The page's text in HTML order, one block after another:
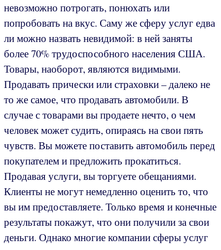
невозможно потрогать, понюхать или
попробовать на вкус. Саму же сферу услуг едва
ли можно назвать невидимой: в ней заняты
более 70% трудоспособного населения США.
Товары, наоборот, являются видимыми.
Продавать прически или страховки – далеко не
то же самое, что продавать автомобили. В
случае с товарами вы продаете нечто, о чем
человек может судить, опираясь на свои пять
чувств. Вы можете поставить автомобиль перед
покупателем и предложить прокатиться.
Продавая услуги, вы торгуете обещаниями.
Клиенты не могут немедленно оценить то, что
вы им предоставляете. Только время и конечные
результаты покажут, что они получили за свои
деньги. Однако многие компании сферы услуг